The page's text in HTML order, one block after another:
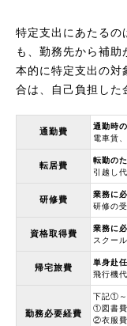
特定支出にあたるの
も、勤務先から補
本的に特定支出の対
合は、自己負担した
通勤費
通勤時
電車賃
転居費
転勤の
引越し
研修費
業務に
研修の
資格取得費
業務に
スクー
帰宅旅費
単身赴
飛行機
勤務必要経費
下記①
①図書
②衣服